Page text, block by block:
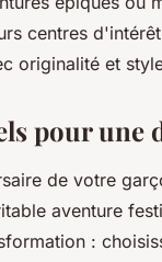
centres
originalité et
pour une
de votre
aventure
: